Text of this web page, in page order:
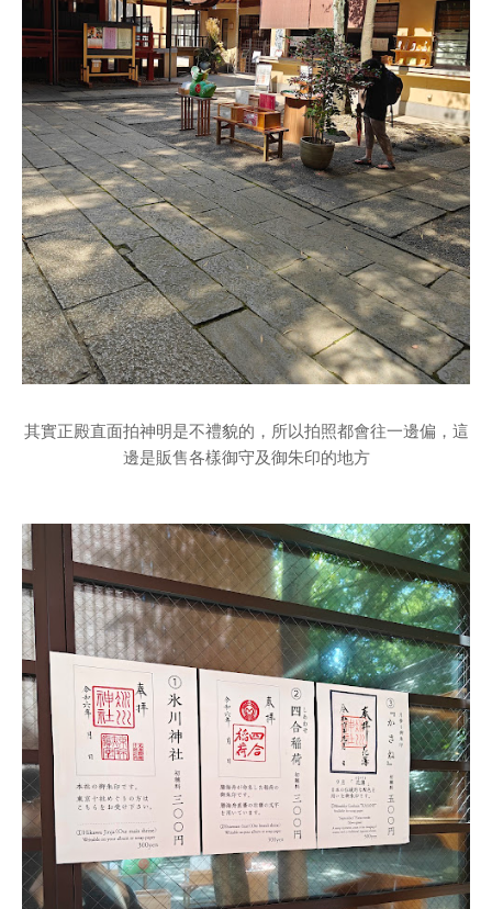
其實正殿直面拍神明是不禮貌的，所以拍照都會往一邊偏，這
邊是販售各樣御守及御朱印的地方